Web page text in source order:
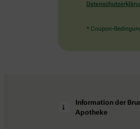
* Coupon-
Information der
Apotheke